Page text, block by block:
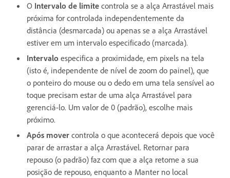
O Intervalo de limite controla se a alça Arrastável mais
próxima for controlada independentemente da
distância (desmarcada) ou apenas se a alça Arrastável
estiver em um intervalo especificado (marcada).
Intervalo especifica a proximidade, em pixels na tela
(isto é, independente de nível de zoom do painel), que
o ponteiro do mouse ou o dedo em uma tela sensível ao
toque precisam estar de uma alça Arrastável para
gerenciá-lo. Um valor de 0 (padrão), escolhe mais
próximo.
Após mover controla o que acontecerá depois que você
parar de arrastar a alça Arrastável. Retornar para
repouso (o padrão) faz com que a alça retome a sua
posição de repouso, enquanto a Manter no local